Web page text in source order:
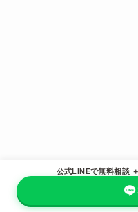
公式LINEで無料相談